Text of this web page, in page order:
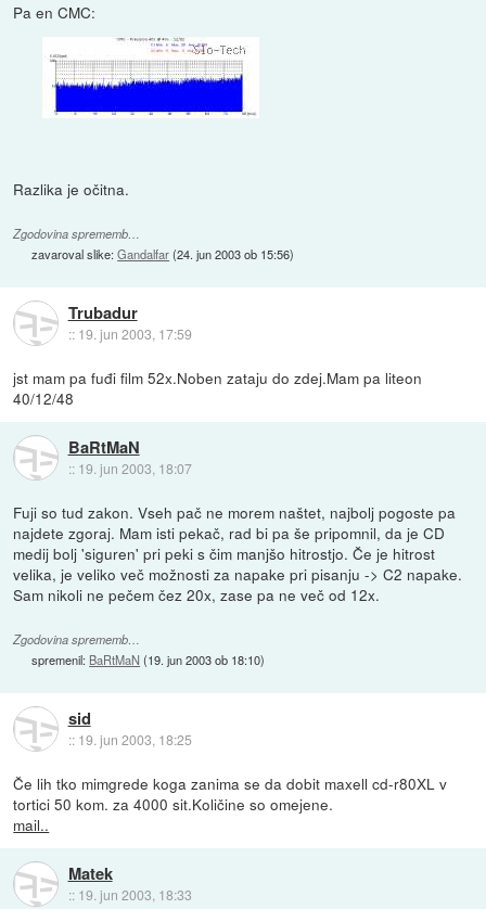
Pa en CMC:
Razlika je očitna.
Zgodovina sprememb…
zavaroval slike:Gandalfar(24. jun 2003 ob 15:56)
Trubadur
:: 19. jun 2003, 17:59
jst mam pa fuđi film 52x.Noben zataju do zdej.Mam pa liteon
40/12/48
BaRtMaN
:: 19. jun 2003, 18:07
Fuji so tud zakon. Vseh pač ne morem naštet, najbolj pogoste pa
najdete zgoraj. Mam isti pekač, rad bi pa še pripomnil, da je CD
medij bolj 'siguren' pri peki s čim manjšo hitrostjo. Če je hitrost
velika, je veliko več možnosti za napake pri pisanju -> C2 napake.
Sam nikoli ne pečem čez 20x, zase pa ne več od 12x.
Zgodovina sprememb…
spremenil: BaRtMaN (19. jun 2003 ob 18:10)
sid
:: 19. jun 2003, 18:25
Če lih tko mimgrede koga zanima se da dobit maxell cd-r80XL v
tortici 50 kom. za 4000 sit.Količine so omejene.
mail..
Matek
:: 19. jun 2003, 18:33